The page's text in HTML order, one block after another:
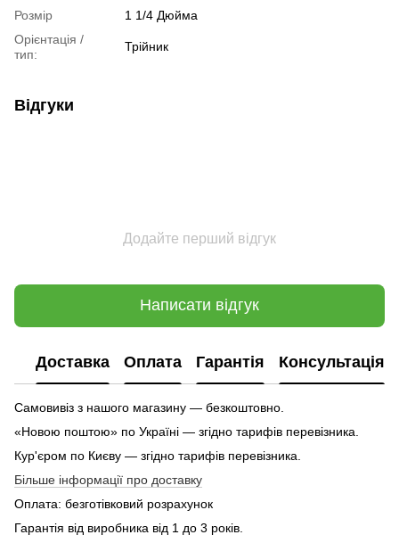
Розмір
1 1/4 Дюйма
Орієнтація /
тип:
Трійник
Відгуки
Додайте перший відгук
Написати відгук
Доставка Оплата Гарантія Консультація
Самовивіз з нашого магазину — безкоштовно.
«Новою поштою» по Україні — згідно тарифів перевізника.
Кур'єром по Києву — згідно тарифів перевізника.
Більше інформації про доставку
Оплата: безготівковий розрахунок
Гарантія від виробника від 1 до 3 років.